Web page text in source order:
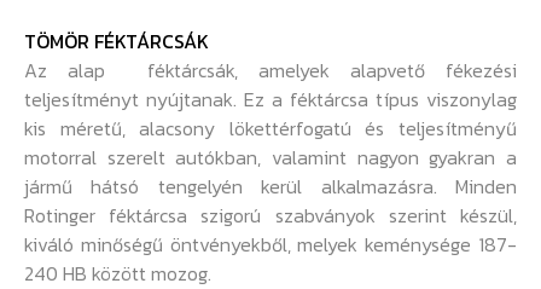
TÖMÖR FÉKTÁRCSÁK
Az alap féktárcsák, amelyek alapvető fékezési
teljesítményt nyújtanak. Ez a féktárcsa típus viszonylag
kis méretű, alacsony lökettérfogatú és teljesítményű
motorral szerelt autókban, valamint nagyon gyakran a
jármű hátsó tengelyén kerül alkalmazásra. Minden
Rotinger féktárcsa szigorú szabványok szerint készül,
kiváló minőségű öntvényekből, melyek keménysége 187-
240 HB között mozog.